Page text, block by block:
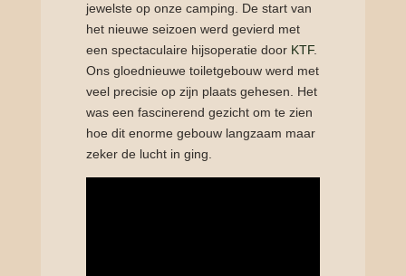
jewelste op onze camping. De start van
het nieuwe seizoen werd gevierd met
een spectaculaire hijsoperatie door KTF.
Ons gloednieuwe toiletgebouw werd met
veel precisie op zijn plaats gehesen. Het
was een fascinerend gezicht om te zien
hoe dit enorme gebouw langzaam maar
zeker de lucht in ging.